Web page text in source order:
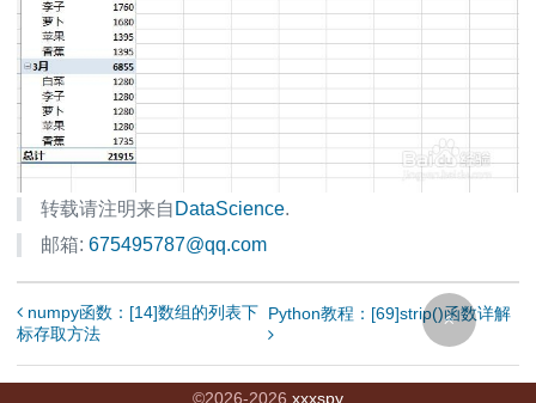
转载请注明来自 DataScience.
邮箱: 675495787@qq.com
numpy函数：[14]数组的列表下
标存取方法
Python教程：[69]strip()函数详解
©2026-2026 xxxspy